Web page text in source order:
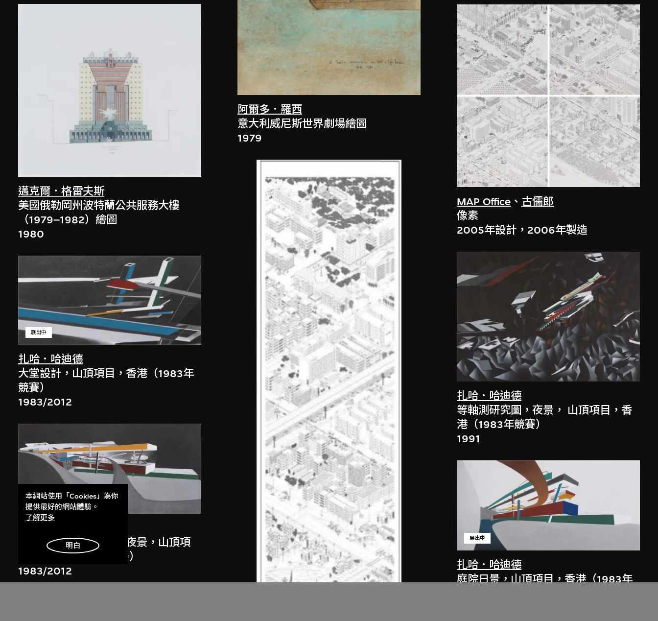
邁克爾．格雷夫斯
美國俄勒岡州波特蘭公共服務大樓
（1979–1982）繪圖
1980
扎哈．哈迪德
展出中
大堂設計，山頂項目，香港（1983年
競賽）
1983/2012
斜坡入口／坡度入口，夜景，山頂項
目，香港（1983年競賽）
1983/2012
阿爾多．羅西
意大利威尼斯世界劇場繪圖
1979
MAP Office 、 古儒郎
像素
2005年設計，2006年製造
扎哈．哈迪德
等軸測研究圖，夜景， 山頂項目，香
港（1983年競賽）
1991
扎哈．哈迪德
展出中
庭院日景，山頂項目，香港（1983年
本網站使用「Cookies」為你
提供最好的網站體驗。
了解更多
明白